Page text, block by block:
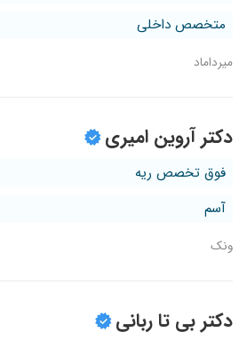
متخصص داخلی
میرداماد
دکتر آروین امیری
فوق تخصص ریه
آسم
ونک
دکتر بی تا ربانی